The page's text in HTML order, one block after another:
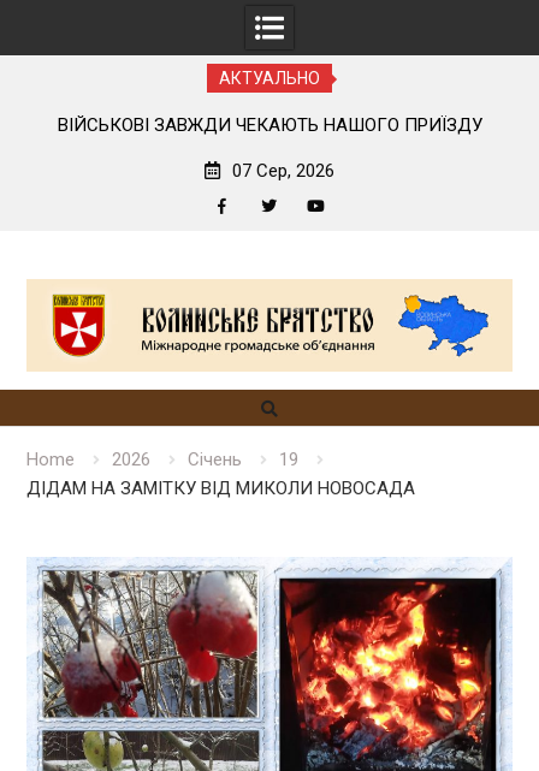
АКТУАЛЬНО
ЛЕГШЕ БАЧИТИ ЧУЖІ ПОМИЛКИ, НІЖ ВЛАСНІ
07 Сер, 2026
content
Home 2026 Січень
19
ДІДАМ НА ЗАМІТКУ ВІД МИКОЛИ НОВОСАДА